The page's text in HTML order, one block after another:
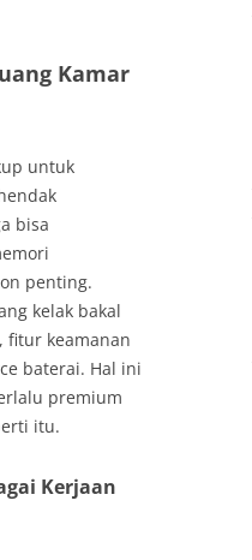
Kamar
untuk
bisa
penting.
kelak bakal
fitur keamanan
baterai. Hal ini
premium
itu.
Kerjaan